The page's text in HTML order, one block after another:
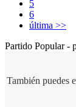
5
6
última >>
Partido Popular -
También puedes